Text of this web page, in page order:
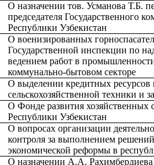
О назначении тов. Усманова Т.Б.
председателя Государственного
Республики Узбекистан
О военизированных
Государственной инспекции по
ведением работ в
коммунально-бытовом секторе
О выделении кредитных ресурсов
сельскохозяйственной техники и
О Фонде развития хозяйственных
Республики Узбекистан
О вопросах организации
контроля за выполнением
экономической реформы в
О назначении А.А. Рахимбердиева